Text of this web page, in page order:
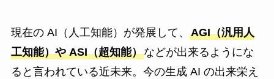
現在の AI（人工知能）が発展して、 AGI（汎用人
工知能）や ASI（超知能）などが出来るようにな
ると言われている近未来。今の生成 AI の出来栄え